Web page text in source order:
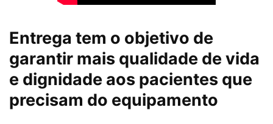
Entrega tem o objetivo de
garantir mais qualidade de vida
e dignidade aos pacientes que
precisam do equipamento